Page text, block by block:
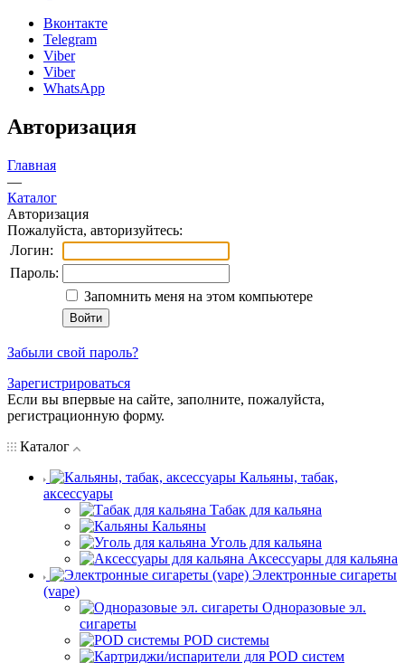
Вконтакте
Telegram
Viber
Viber
WhatsApp
Авторизация
Главная
—
Каталог
Авторизация
Пожалуйста, авторизуйтесь:
Логин:
Пароль:
Запомнить меня на этом компьютере
Забыли свой пароль?
Зарегистрироваться
Если вы впервые на сайте, заполните, пожалуйста,
регистрационную форму.
Каталог
Кальяны, табак,
аксессуары
Табак для кальяна
Кальяны
Уголь для кальяна
Аксессуары для кальяна
Электронные сигареты
(vape)
Одноразовые эл.
сигареты
POD системы